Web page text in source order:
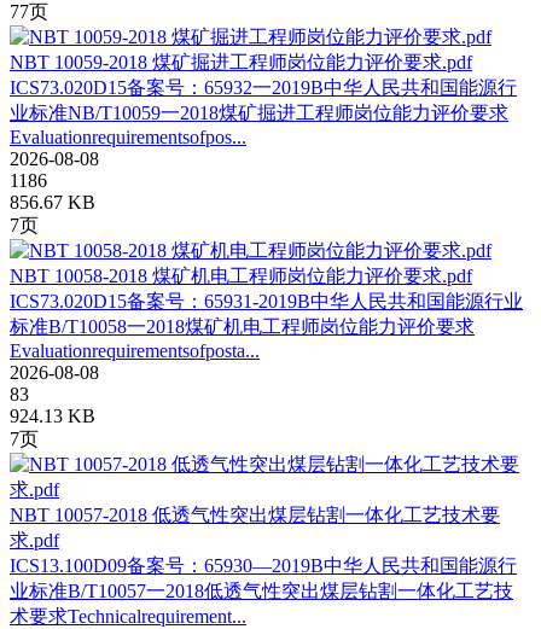
77页
NBT 10059-2018 煤矿掘进工程师岗位能力评价要求.pdf
ICS73.020D15备案号：65932一2019B中华人民共和国能源行
业标准NB/T10059一2018煤矿掘进工程师岗位能力评价要求
Evaluationrequirementsofpos...
2026-08-08
1186
856.67 KB
7页
NBT 10058-2018 煤矿机电工程师岗位能力评价要求.pdf
ICS73.020D15备案号：65931-2019B中华人民共和国能源行业
标准B/T10058一2018煤矿机电工程师岗位能力评价要求
Evaluationrequirementsofposta...
2026-08-08
83
924.13 KB
7页
NBT 10057-2018 低透气性突出煤层钻割一体化工艺技术要
求.pdf
ICS13.100D09备案号：65930—2019B中华人民共和国能源行
业标准B/T10057一2018低透气性突出煤层钻割一体化工艺技
术要求Technicalrequirement...